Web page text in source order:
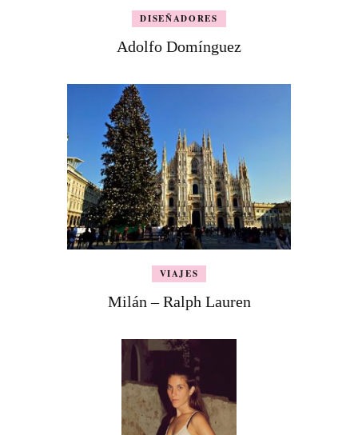
DISEÑADORES
Adolfo Domínguez
VIAJES
Milán – Ralph Lauren